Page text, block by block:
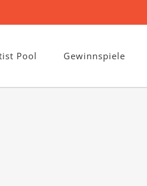
Pool Gewinnspiele